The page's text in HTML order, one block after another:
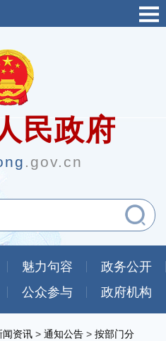
民政府
.gov.cn
魅力句容
政务公开
公众参与 政府机构
闻资讯 > 通知公告 > 按部门分